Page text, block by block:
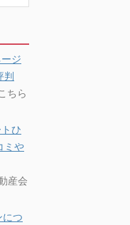
ジ
判
ちら
ひ
ミや
産会
につ